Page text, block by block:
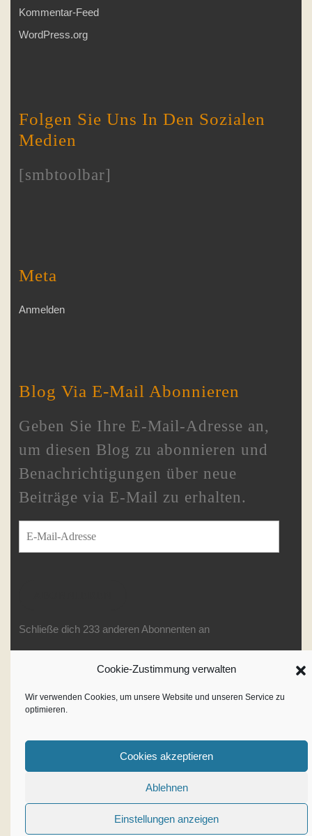
Cookie-Zustimmung verwalten
Wir verwenden Cookies, um unsere Website und unseren Service zu
optimieren.
Cookies akzeptieren
Ablehnen
Einstellungen anzeigen
Kommentar-Feed
WordPress.org
Folgen Sie Uns In Den Sozialen
Medien
[smbtoolbar]
Meta
Anmelden
Blog Via E-Mail Abonnieren
Geben Sie Ihre E-Mail-Adresse an,
um diesen Blog zu abonnieren und
Benachrichtigungen über neue
Beiträge via E-Mail zu erhalten.
E-Mail-Adresse
Schließe dich 233 anderen Abonnenten an
Writer WordPress Theme
By